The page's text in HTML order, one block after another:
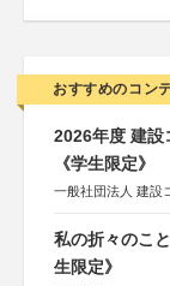
おすすめのコン
2026年度 建設
《学生限定》
一般社団法人 建設
私の折々のこ
生限定》